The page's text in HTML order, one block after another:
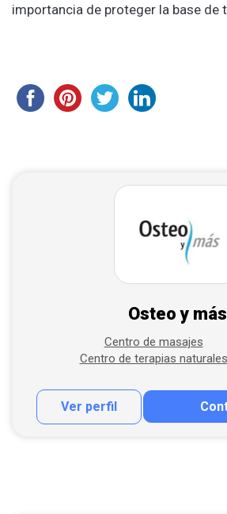
importancia de proteger la base de
Osteo y más
Centro de masajes
Centro de terapias naturales
Ver perfil